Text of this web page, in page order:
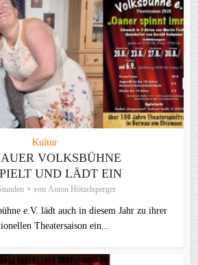
Kultur
VOLKSBÜHNE
UND LÄDT EIN
von Anton Hötzelsperger
e.V. lädt auch in diesem Jahr zu ihrer
Theater­saison ein...